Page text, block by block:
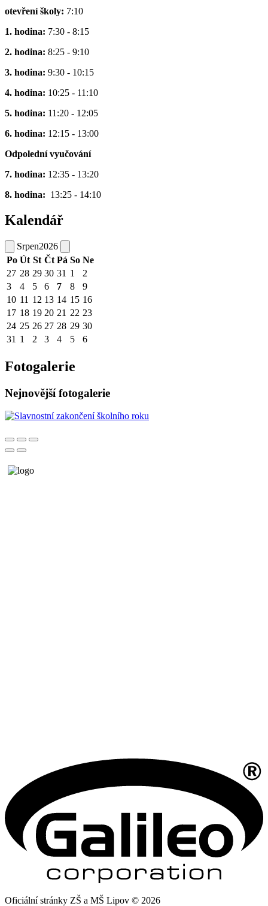
otevření školy: 7:10
1. hodina: 7:30 - 8:15
2. hodina: 8:25 - 9:10
3. hodina: 9:30 - 10:15
4. hodina: 10:25 - 11:10
5. hodina: 11:20 - 12:05
6. hodina: 12:15 - 13:00
Odpolední vyučování
7. hodina: 12:35 - 13:20
8. hodina: 13:25 - 14:10
Kalendář
Srpen2026
Po Út St Čt Pá So Ne
27 28 29 30 31 1
2
3
4 5 6 7 8
9
10 11 12 13 14 15 16
17 18 19 20 21 22 23
24 25 26 27 28 29 30
31 1 2 3 4 5 6
Fotogalerie
Nejnovější fotogalerie
Oficiální stránky ZŠ a MŠ Lipov © 2026